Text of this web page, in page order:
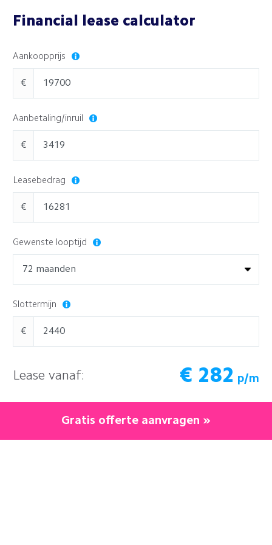
Financial lease calculator
Aankoopprijs
€
Aanbetaling/inruil
€
Leasebedrag
€
Gewenste looptijd
Slottermijn
€
Lease vanaf: € 282 p/m
Gratis offerte aanvragen »